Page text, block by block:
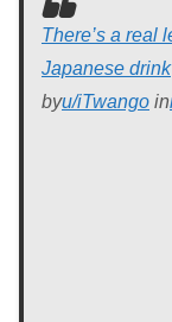
There’s a real
Japanese drink
byu/iTwango in